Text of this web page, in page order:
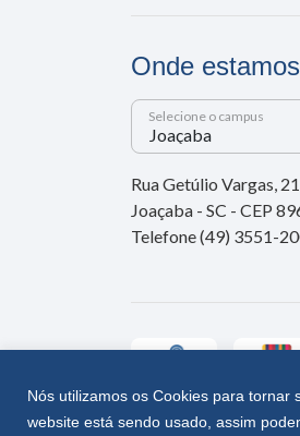
Nós utilizamos os Cookies para
website está sendo usado, assim
Onde estamos
Selecione o campus
Rua Getúlio Vargas,
Joaçaba - SC - CEP
Telefone (49) 3551-